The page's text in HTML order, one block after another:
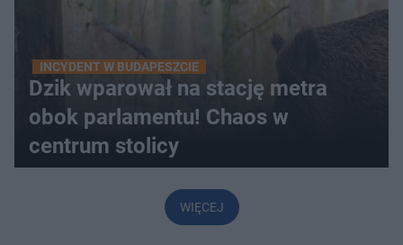
INCYDENT W BUDAPESZCIE
Dzik wparował na stację metra
obok parlamentu! Chaos w
centrum stolicy
WIĘCEJ